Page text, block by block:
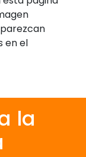
en el
la